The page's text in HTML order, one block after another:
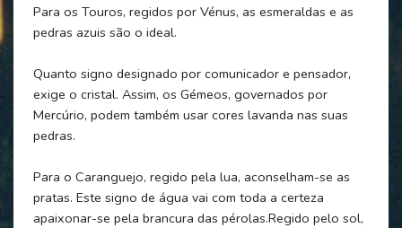
Para os Touros, regidos por Vénus, as esmeraldas e as
pedras azuis são o ideal.
Quanto signo designado por comunicador e pensador,
exige o cristal. Assim, os Gémeos, governados por
Mercúrio, podem também usar cores lavanda nas suas
pedras.
Para o Caranguejo, regido pela lua, aconselham-se as
pratas. Este signo de água vai com toda a certeza
apaixonar-se pela brancura das pérolas.Regido pelo sol,